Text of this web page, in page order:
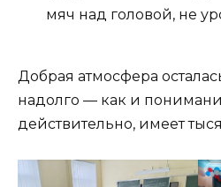
мяч над головой, не
Добрая атмосфера
надолго — как и
действительно, имеет